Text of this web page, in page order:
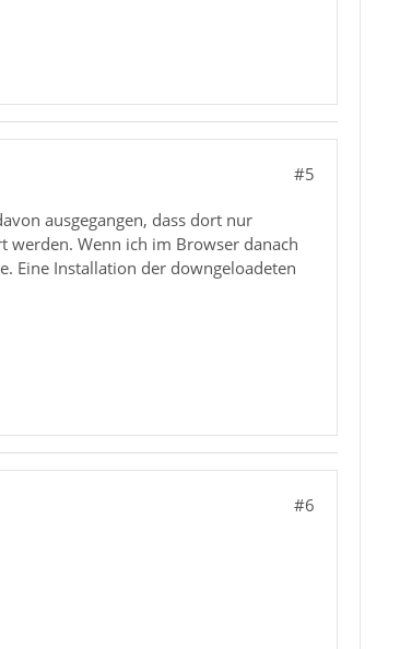
#5
ausgegangen, dass dort nur
Wenn ich im Browser danach
Eine Installation der downgeloadeten
#6